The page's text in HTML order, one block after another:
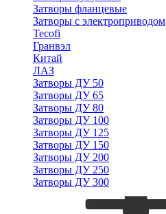
Затворы фланцевые
Затворы с электроприводом
Tecofi
Гранвэл
Китай
ЛАЗ
Затворы ДУ 50
Затворы ДУ 65
Затворы ДУ 80
Затворы ДУ 100
Затворы ДУ 125
Затворы ДУ 150
Затворы ДУ 200
Затворы ДУ 250
Затворы ДУ 300